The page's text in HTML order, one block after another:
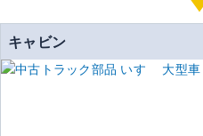
キャビン